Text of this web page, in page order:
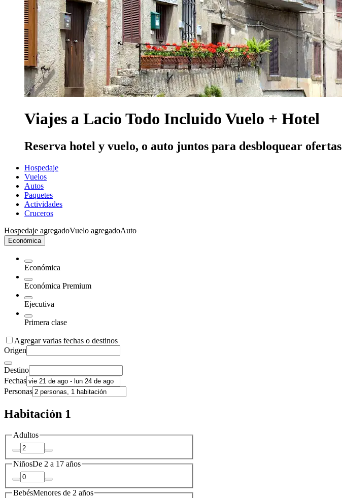
Viajes a Lacio Todo Incluido Vuelo + Hotel
Reserva hotel y vuelo, o auto juntos para desbloquear ofertas
Hospedaje
Vuelos
Autos
Paquetes
Actividades
Cruceros
Hospedaje agregadoVuelo agregadoAuto
Económica
Económica
Económica Premium
Ejecutiva
Primera clase
Agregar varias fechas o destinos
Origen
Destino
Fechas
Personas
Habitación 1
Adultos
NiñosDe 2 a 17 años
BebésMenores de 2 años